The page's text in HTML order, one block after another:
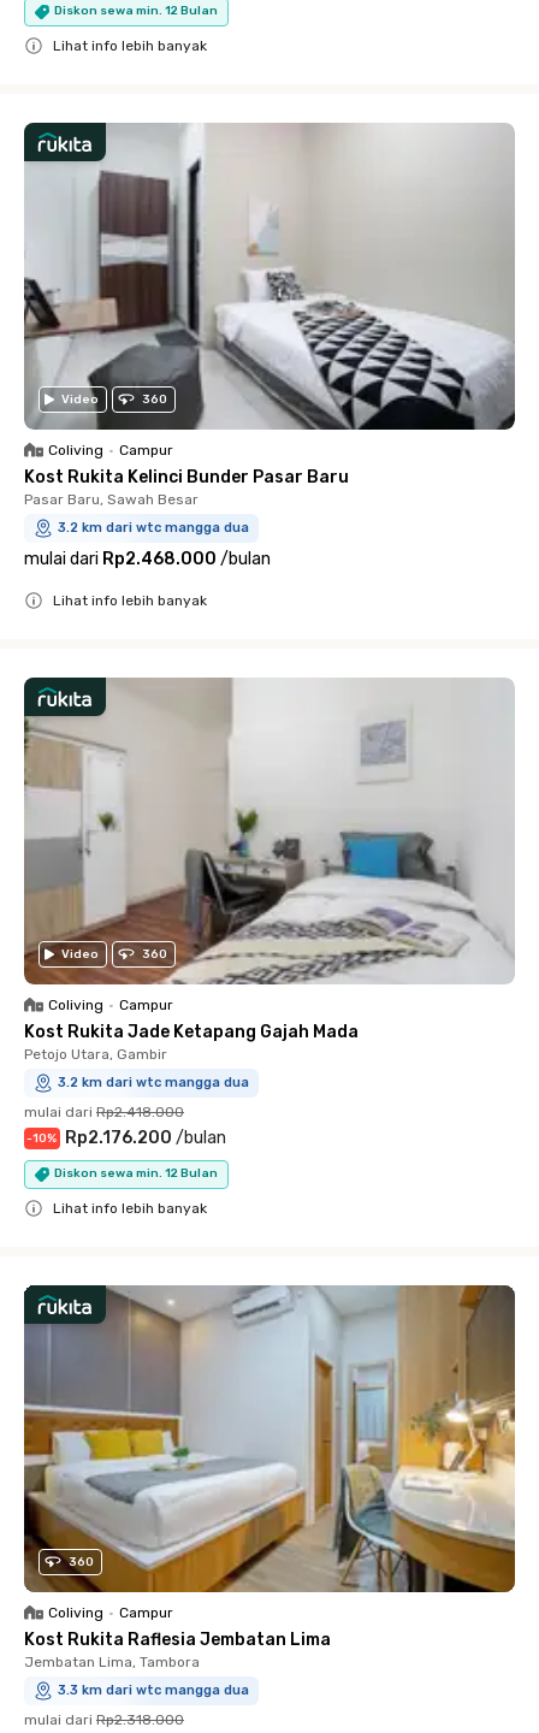
Diskon sewa min. 12 Bulan
Lihat info lebih banyak
Video 360
Coliving • Campur
Kost Rukita Kelinci Bunder Pasar Baru
Pasar Baru, Sawah Besar
3.2 km dari wtc mangga dua
mulai dari Rp2.468.000 /bulan
Lihat info lebih banyak
Video 360
Coliving • Campur
Kost Rukita Jade Ketapang Gajah Mada
Petojo Utara, Gambir
3.2 km dari wtc mangga dua
mulai dari Rp2.418.000
-10% Rp2.176.200 /bulan
Diskon sewa min. 12 Bulan
Lihat info lebih banyak
360
Coliving • Campur
Kost Rukita Raflesia Jembatan Lima
Jembatan Lima, Tambora
3.3 km dari wtc mangga dua
mulai dari Rp2.318.000